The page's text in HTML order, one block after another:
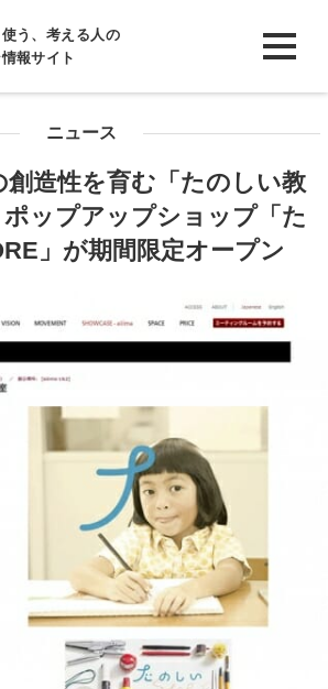
う、考える人の
報サイト
ニュース
造性を育む「たのしい教
ップアップショップ「た
」が期間限定オープン